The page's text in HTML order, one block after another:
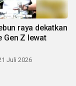
raya dekatkan
Gen Z lewat
Juli 2026